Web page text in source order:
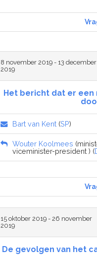
8 november 2019 - 13 december
2019
Het bericht dat er
Bart van Kent (SP)
Wouter Koolmees
viceminister-president ) (
15 oktober 2019 - 26 november
2019
De gevolgen van het